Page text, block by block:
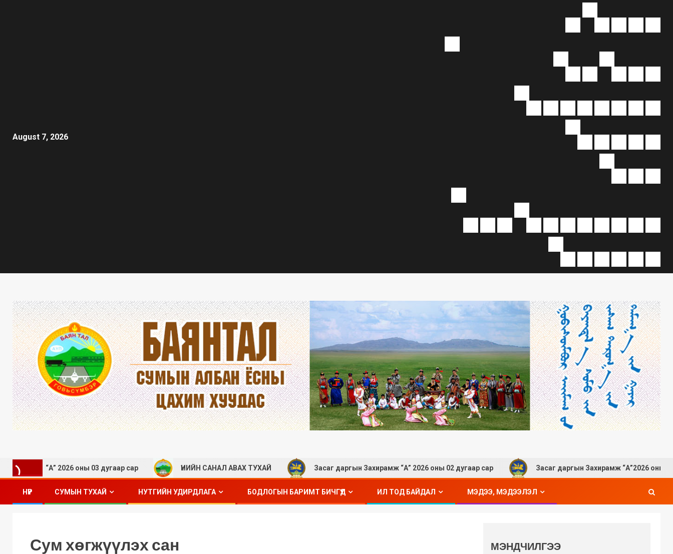
August 7, 2026
“А” 2026 оны 03 дугаар сар ҮНИЙН САНАЛ АВАХ ТУХАЙ Засаг даргын Захирамж “А” 2026 оны 02 дугаар сар Засаг даргын Захирамж “А”2026 оны 01 дүгээр
НҮҮР СУМЫН ТУХАЙ НУТГИЙН УДИРДЛАГА БОДЛОГЫН БАРИМТ БИЧГҮҮД ИЛ ТОД БАЙДАЛ МЭДЭЭ, МЭДЭЭЛЭЛ
Сум хөгжүүлэх сан МЭНДЧИЛГЭЭ